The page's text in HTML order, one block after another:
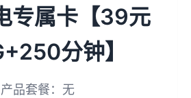
专属卡【39元
分钟】
产品套餐：无